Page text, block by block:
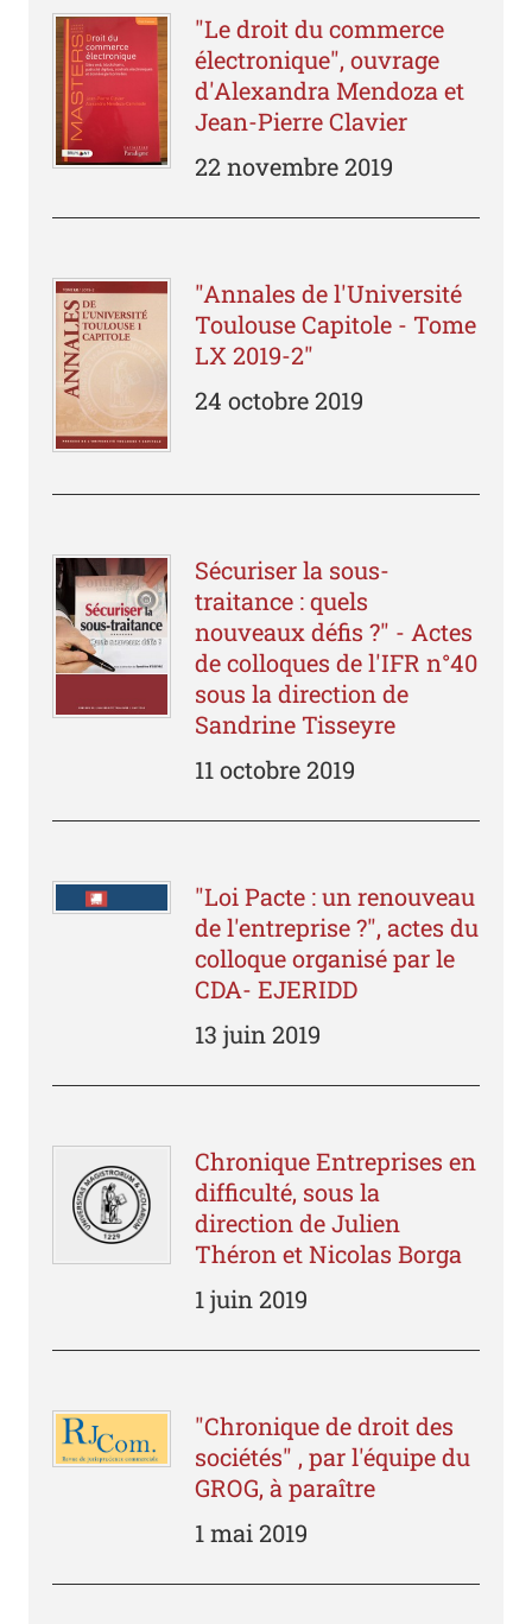
"Le droit du commerce
électronique", ouvrage
d'Alexandra Mendoza et
Jean-Pierre Clavier
22 novembre 2019
"Annales de l'Université
Toulouse Capitole - Tome
LX 2019-2"
24 octobre 2019
Sécuriser la sous-
traitance : quels
nouveaux défis ?" - Actes
de colloques de l'IFR n°40
sous la direction de
Sandrine Tisseyre
11 octobre 2019
"Loi Pacte : un renouveau
de l'entreprise ?", actes du
colloque organisé par le
CDA- EJERIDD
13 juin 2019
Chronique Entreprises en
difficulté, sous la
direction de Julien
Théron et Nicolas Borga
1 juin 2019
"Chronique de droit des
sociétés" , par l'équipe du
GROG, à paraître
1 mai 2019